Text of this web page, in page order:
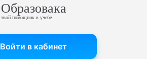
Образовака
твой помощник в учебе
Войти в кабинет